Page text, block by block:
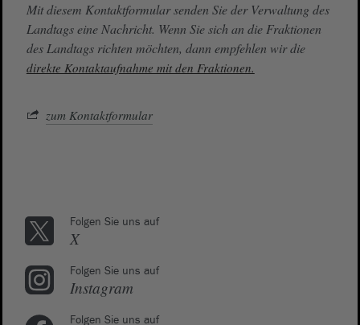
Mit diesem Kontaktformular senden Sie der Verwaltung des
Landtags eine Nachricht. Wenn Sie sich an die Fraktionen
des Landtags richten möchten, dann empfehlen wir die
direkte Kontaktaufnahme mit den Fraktionen.
zum Kontaktformular
Folgen Sie uns auf
X
Folgen Sie uns auf
Instagram
Folgen Sie uns auf